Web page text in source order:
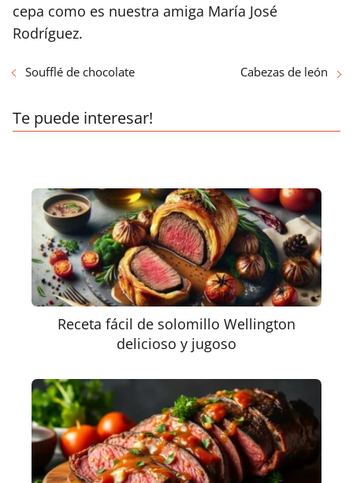
cepa como es nuestra amiga María José
Rodríguez.
Soufflé de chocolate Cabezas de león
Te puede interesar!
Receta fácil de solomillo Wellington
delicioso y jugoso